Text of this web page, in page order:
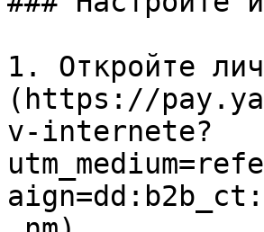
1. Откройте
(https://
v-internete?